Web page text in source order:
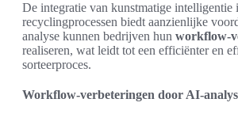
De integratie van kunstmatige intelligentie
recyclingprocessen biedt aanzienlijke
analyse kunnen bedrijven hun workflow-
realiseren, wat leidt tot een efficiënter en
sorteerproces.
Workflow-verbeteringen door AI-